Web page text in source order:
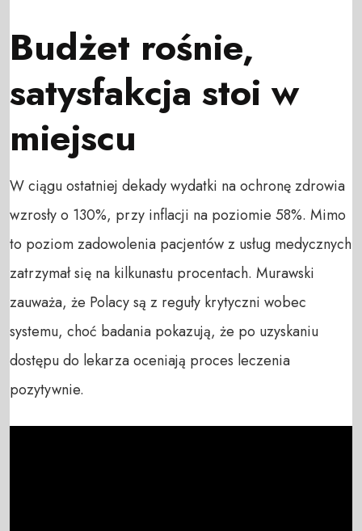
Budżet rośnie,
satysfakcja stoi w
miejscu
W ciągu ostatniej dekady wydatki na ochronę zdrowia
wzrosły o 130%, przy inflacji na poziomie 58%. Mimo
to poziom zadowolenia pacjentów z usług medycznych
zatrzymał się na kilkunastu procentach. Murawski
zauważa, że Polacy są z reguły krytyczni wobec
systemu, choć badania pokazują, że po uzyskaniu
dostępu do lekarza oceniają proces leczenia
pozytywnie.